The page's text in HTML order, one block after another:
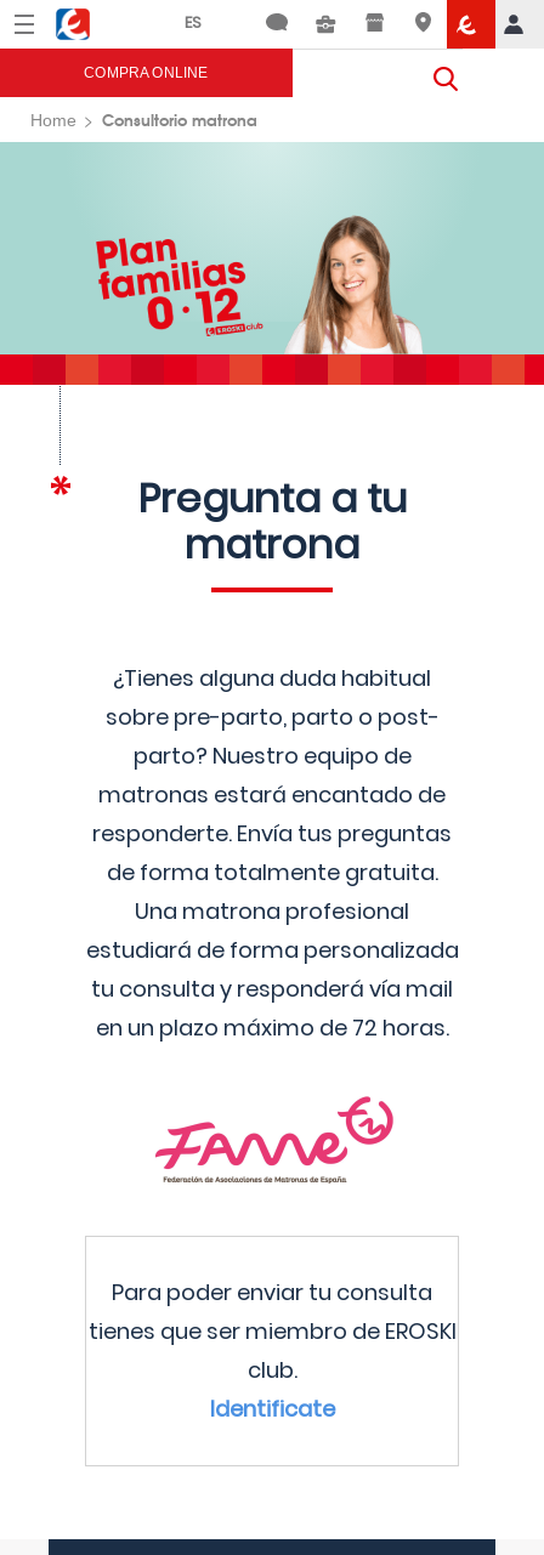
Menú Eroski
COMPRA ONLINE
Home Consultorio matrona
Pregunta a tu
matrona
¿Tienes alguna duda habitual
sobre pre-parto, parto o post-
parto? Nuestro equipo de
matronas estará encantado de
responderte. Envía tus preguntas
de forma totalmente gratuita.
Una matrona profesional
estudiará de forma personalizada
tu consulta y responderá vía mail
en un plazo máximo de 72 horas.
Para poder enviar tu consulta
tienes que ser miembro de EROSKI
club.
Identificate